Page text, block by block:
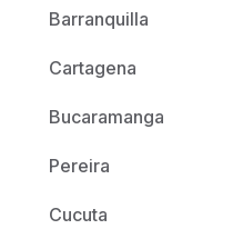
Barranquilla
Cartagena
Bucaramanga
Pereira
Cucuta